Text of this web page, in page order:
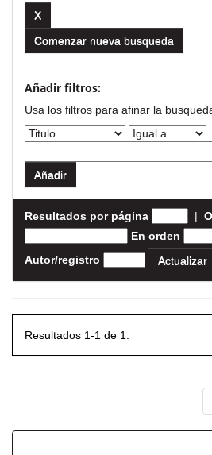
Comenzar nueva busqueda
Añadir filtros:
Usa los filtros para afinar la
Resultados por página |
En orden
Autor/registro
Resultados 1-1 de 1.